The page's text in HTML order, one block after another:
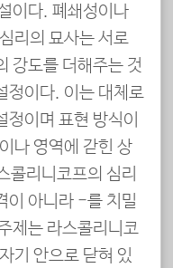
이다. 폐쇄성이나
리의 묘사는 서로
강도를 더해주는 것
정이다. 이는 대체로
이며 표현 방식이
나 영역에 갇힌 상
콜리니코프의 심리
이 아니라 -를 치밀
제는 라스콜리니코
기 안으로 닫혀 있